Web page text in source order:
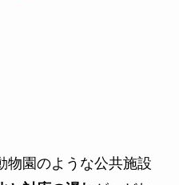
物園のような公共施設